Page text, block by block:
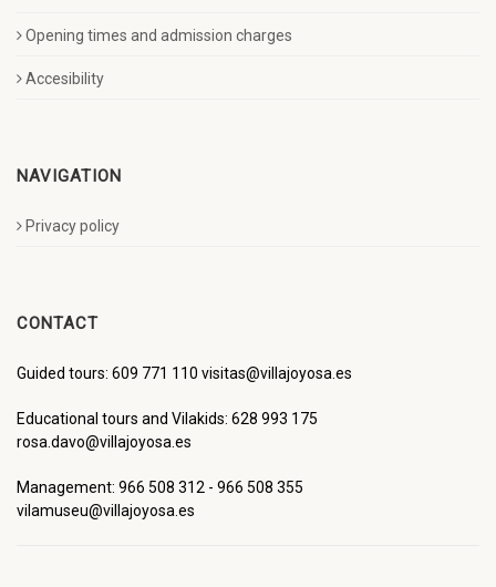
Opening times and admission charges
Accesibility
NAVIGATION
Privacy policy
CONTACT
Guided tours: 609 771 110 visitas@villajoyosa.es
Educational tours and Vilakids: 628 993 175
rosa.davo@villajoyosa.es
Management: 966 508 312 - 966 508 355
vilamuseu@villajoyosa.es